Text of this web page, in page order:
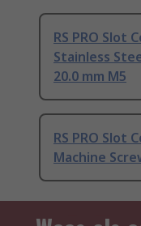
RS PRO Slot
Stainless
20.0 mm M5
RS PRO Slot
Machine